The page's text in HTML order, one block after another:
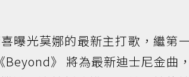
曝光莫娜的最新主打歌，繼第
》 將為最新迪士尼金曲